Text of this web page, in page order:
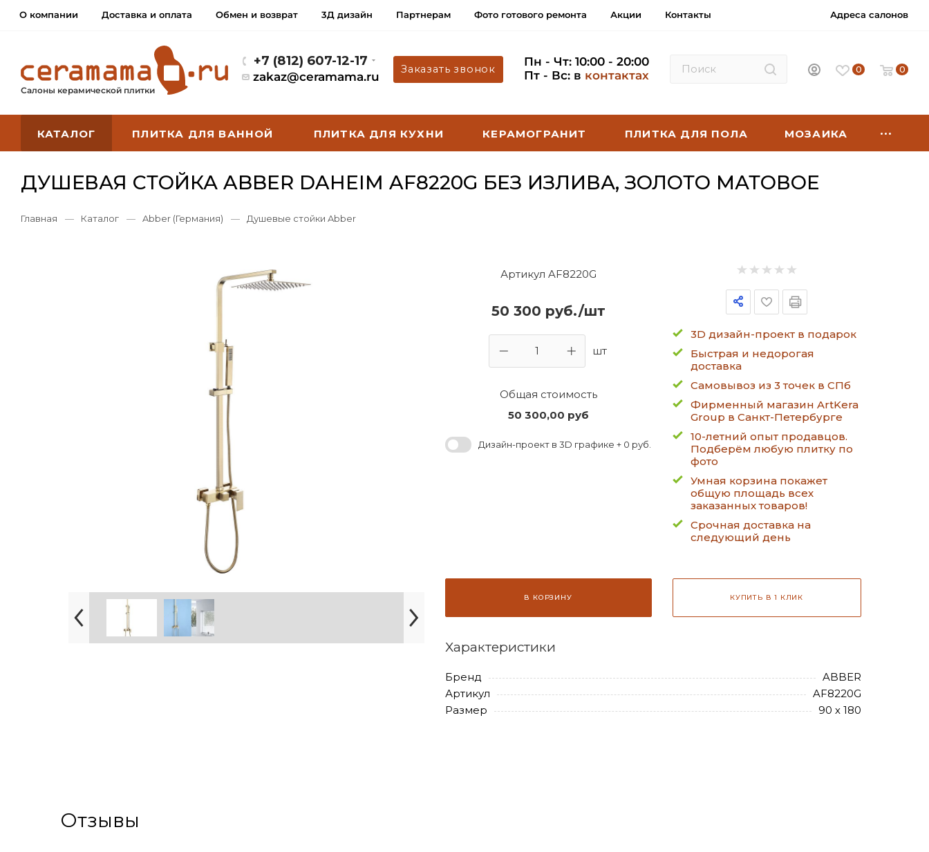
О компании Доставка и оплата Обмен и возврат 3Д дизайн Партнерам Фото готового ремонта Акции Контакты Адреса салонов
Салоны керамической плитки
+7 (812) 607-12-17
zakaz@ceramama.ru
Заказать звонок
Пн - Чт: 10:00 - 20:00
Пт - Вс: в контактах 0 0
КАТАЛОГ ПЛИТКА ДЛЯ ВАННОЙ ПЛИТКА ДЛЯ КУХНИ КЕРАМОГРАНИТ ПЛИТКА ДЛЯ ПОЛА МОЗАИКА
ДУШЕВАЯ СТОЙКА ABBER DAHEIM AF8220G БЕЗ ИЗЛИВА, ЗОЛОТО МАТОВОЕ
Главная — Каталог — Abber (Германия) — Душевые стойки Abber
Артикул AF8220G
50 300 руб./шт
шт
Общая стоимость
50 300,00 руб
Дизайн-проект в 3D графике + 0 руб.
3D дизайн-проект в подарок
Быстрая и недорогая
доставка
Самовывоз из 3 точек в СПб
Фирменный магазин ArtKera
Group в Санкт-Петербурге
10-летний опыт продавцов.
Подберём любую плитку по
фото
Умная корзина покажет
общую площадь всех
заказанных товаров!
Срочная доставка на
следующий день
В КОРЗИНУ КУПИТЬ В 1 КЛИК
Характеристики
Бренд
ABBER
Артикул
AF8220G
Размер
90 х 180
Отзывы